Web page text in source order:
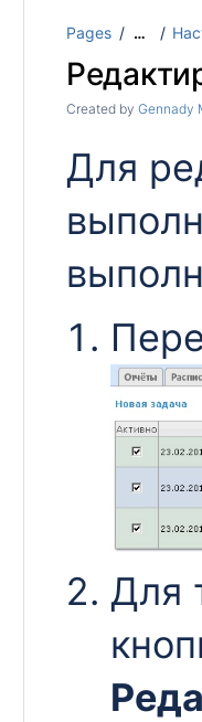
Pages …
Created by Gennady
Для
Для